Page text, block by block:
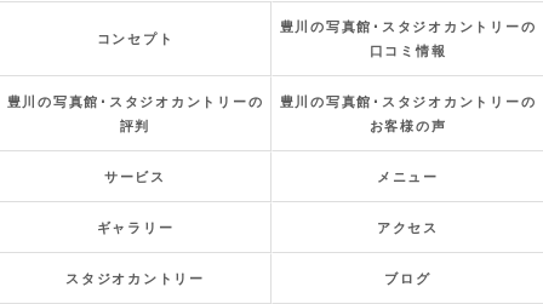
コンセプト
豊川の写真館･スタジオカントリーの
口コミ情報
豊川の写真館･スタジオカントリーの
評判
豊川の写真館･スタジオカントリーの
お客様の声
サービス メニュー
ギャラリー アクセス
スタジオカントリー ブログ